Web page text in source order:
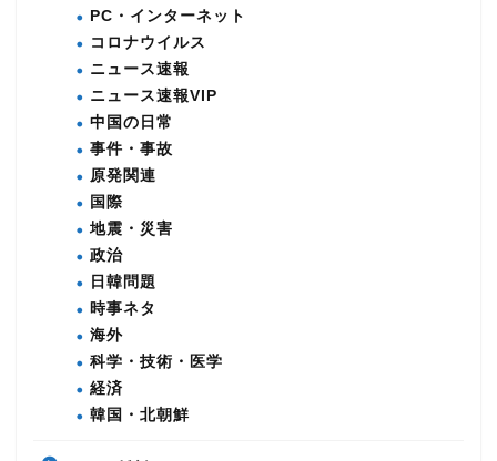
PC・インターネット
コロナウイルス
ニュース速報
ニュース速報VIP
中国の日常
事件・事故
原発関連
国際
地震・災害
政治
日韓問題
時事ネタ
海外
科学・技術・医学
経済
韓国・北朝鮮